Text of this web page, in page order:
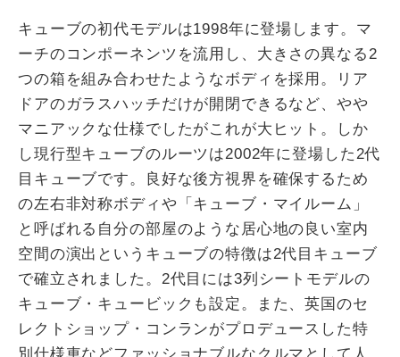
キューブの初代モデルは1998年に登場します。マ
ーチのコンポーネンツを流用し、大きさの異なる2
つの箱を組み合わせたようなボディを採用。リア
ドアのガラスハッチだけが開閉できるなど、やや
マニアックな仕様でしたがこれが大ヒット。しか
し現行型キューブのルーツは2002年に登場した2代
目キューブです。良好な後方視界を確保するため
の左右非対称ボディや「キューブ・マイルーム」
と呼ばれる自分の部屋のような居心地の良い室内
空間の演出というキューブの特徴は2代目キューブ
で確立されました。2代目には3列シートモデルの
キューブ・キュービックも設定。また、英国のセ
レクトショップ・コンランがプロデュースした特
別仕様車などファッショナブルなクルマとして人